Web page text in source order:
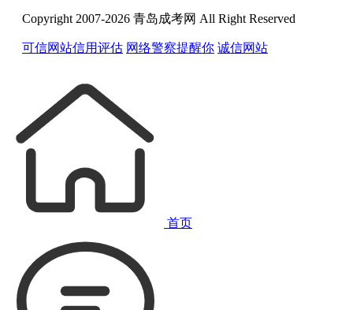
Copyright 2007-2026 青岛成考网 All Right Reserved
可信网站信用评估 网络警察提醒你 诚信网站
首页